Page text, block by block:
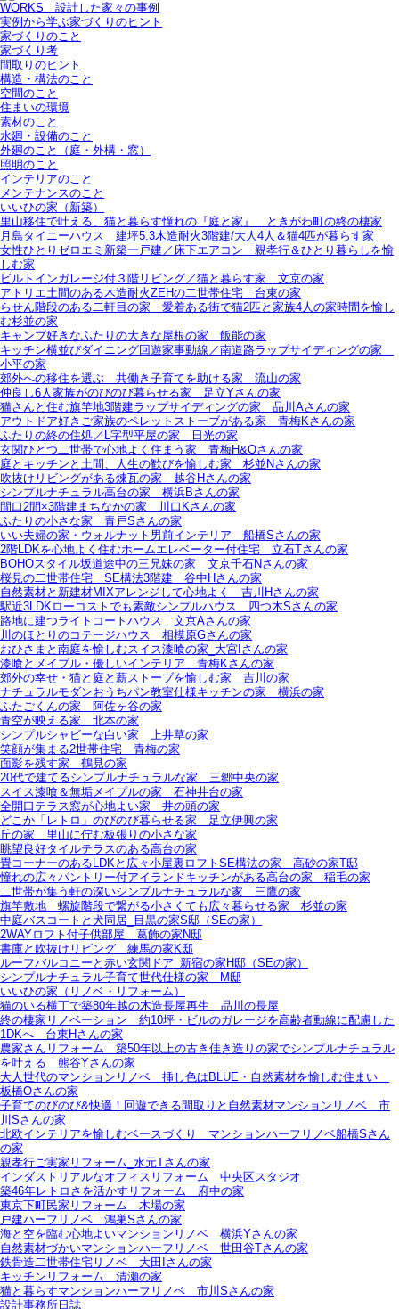
WORKS＿設計した家々の事例
実例から学ぶ家づくりのヒント
家づくりのこと
家づくり考
間取りのヒント
構造・構法のこと
空間のこと
住まいの環境
素材のこと
水廻・設備のこと
外廻のこと（庭・外構・窓）
照明のこと
インテリアのこと
メンテナンスのこと
いいひの家（新築）
里山移住で叶える、猫と暮らす憧れの『庭と家』＿ときがわ町の終の棲家
月島タイニーハウス＿建坪5.3木造耐火3階建/大人4人＆猫4匹が暮らす家
女性ひとりゼロエミ新築一戸建／床下エアコン＿親孝行＆ひとり暮らしを愉
しむ家
ビルトインガレージ付３階リビング／猫と暮らす家＿文京の家
アトリエ土間のある木造耐火ZEHの二世帯住宅＿台東の家
らせん階段のある二軒目の家＿愛着ある街で猫2匹と家族4人の家時間を愉し
む杉並の家
キャンプ好きなふたりの大きな屋根の家＿飯能の家
キッチン横並びダイニング回遊家事動線／南道路ラップサイディングの家＿
小平の家
郊外への移住を選ぶ＿共働き子育てを助ける家＿流山の家
仲良し6人家族がのびのび暮らせる家＿足立Yさんの家
猫さんと住む旗竿地3階建ラップサイディングの家＿品川Aさんの家
アウトドア好きご家族のペレットストーブがある家＿青梅Kさんの家
ふたりの終の住処／L字型平屋の家＿日光の家
玄関ひとつ二世帯で心地よく住まう家＿青梅H&Oさんの家
庭とキッチンと土間、人生の歓びを愉しむ家＿杉並Nさんの家
吹抜けリビングがある煉瓦の家＿越谷Hさんの家
シンプルナチュラル高台の家＿横浜Bさんの家
間口2間×3階建まちなかの家＿川口Kさんの家
ふたりの小さな家＿青戸Sさんの家
いい夫婦の家・ウォルナット男前インテリア＿船橋Sさんの家
2階LDKを心地よく住むホームエレベーター付住宅＿立石Tさんの家
BOHOスタイル坂道途中の三兄妹の家＿文京千石Nさんの家
桜見の二世帯住宅＿SE構法3階建＿谷中Hさんの家
自然素材と新建材MIXアレンジして心地よく＿吉川Hさんの家
駅近3LDKローコストでも素敵シンプルハウス＿四つ木Sさんの家
路地に建つライトコートハウス＿文京Aさんの家
川のほとりのコテージハウス＿相模原Gさんの家
おひさまと南庭を愉しむスイス漆喰の家_大宮Iさんの家
漆喰とメイプル・優しいインテリア＿青梅Kさんの家
郊外の幸せ・猫と庭と薪ストーブを愉しむ家＿吉川の家
ナチュラルモダンおうちパン教室仕様キッチンの家＿横浜の家
ふたごくんの家＿阿佐ヶ谷の家
青空が映える家＿北本の家
シンプルシャビーな白い家＿上井草の家
笑顔が集まる2世帯住宅＿青梅の家
面影を残す家＿鶴見の家
20代で建てるシンプルナチュラルな家＿三郷中央の家
スイス漆喰＆無垢メイプルの家＿石神井台の家
全開口テラス窓が心地よい家＿井の頭の家
どこか「レトロ」のびのび暮らせる家＿足立伊興の家
丘の家＿里山に佇む板張りの小さな家
眺望良好タイルテラスのある高台の家
畳コーナーのあるLDKと広々小屋裏ロフトSE構法の家＿高砂の家T邸
憧れの広々パントリー付アイランドキッチンがある高台の家＿稲毛の家
二世帯が集う軒の深いシンプルナチュラルな家＿三鷹の家
旗竿敷地＿螺旋階段で繋がる小さくても広々暮らせる家＿杉並の家
中庭バスコートと犬同居_目黒の家S邸（SEの家）
2WAYロフト付子供部屋＿葛飾の家N邸
書庫と吹抜けリビング 練馬の家K邸
ルーフバルコニーと赤い玄関ドア_新宿の家H邸（SEの家）
シンプルナチュラル子育て世代仕様の家 M邸
いいひの家（リノベ・リフォーム）
猫のいる横丁で築80年越の木造長屋再生＿品川の長屋
終の棲家リノベーション＿約10坪・ビルのガレージを高齢者動線に配慮した
1DKへ＿台東Hさんの家
農家さんリフォーム＿築50年以上の古き佳き造りの家でシンプルナチュラル
を叶える＿熊谷Yさんの家
大人世代のマンションリノベ＿挿し色はBLUE・自然素材を愉しむ住まい＿
板橋Oさんの家
子育てのびのび&快適！回遊できる間取りと自然素材マンションリノベ＿市
川Sさんの家
北欧インテリアを愉しむベースづくり＿マンションハーフリノベ船橋Sさん
の家
親孝行ご実家リフォーム_水元Tさんの家
インダストリアルなオフィスリフォーム＿中央区スタジオ
築46年レトロさを活かすリフォーム＿府中の家
東京下町民家リフォーム＿木場の家
戸建ハーフリノベ＿鴻巣Sさんの家
海と空を臨む心地よいマンションリノベ＿横浜Yさんの家
自然素材づかいマンションハーフリノベ＿世田谷Tさんの家
鉄骨造二世帯住宅リノベ＿大田Iさんの家
キッチンリフォーム＿清瀬の家
猫と暮らすマンションハーフリノベ＿市川Sさんの家
設計事務所日誌